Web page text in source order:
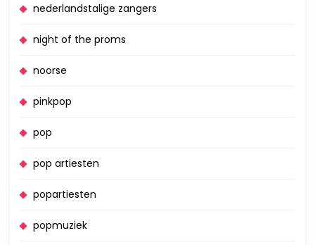
nederlandstalige zangers
night of the proms
noorse
pinkpop
pop
pop artiesten
popartiesten
popmuziek